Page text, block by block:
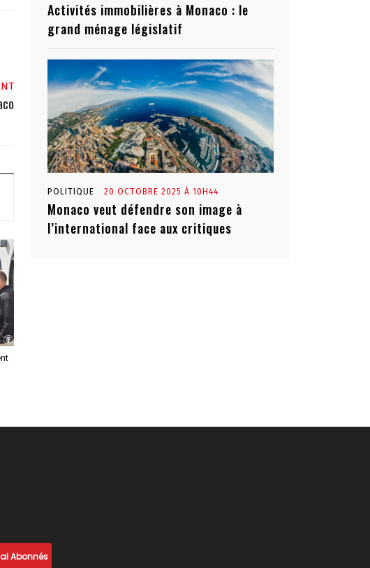
Activités immobilières à Monaco : le
grand ménage législatif
POLITIQUE 20 OCTOBRE 2025 À 10H44
Monaco veut défendre son image à
l’international face aux critiques
Abonnés